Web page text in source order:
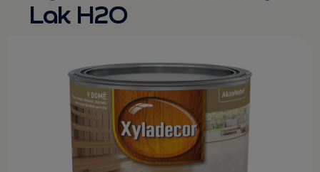
KONTAKT
Lak H2O